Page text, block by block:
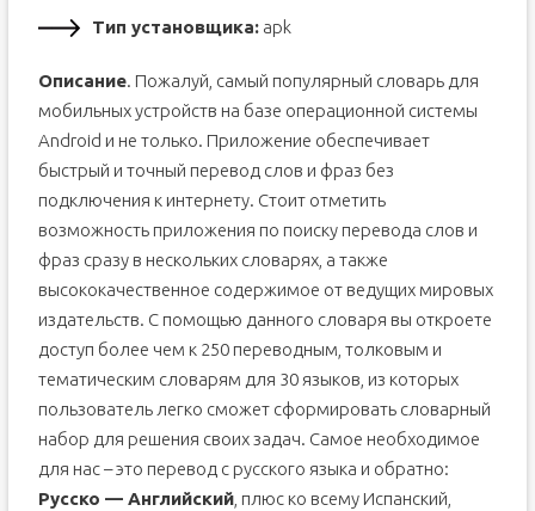
Тип установщика:apk
Описание. Пожалуй, самый популярный словарь для
мобильных устройств на базе операционной системы
Android и не только. Приложение обеспечивает
быстрый и точный перевод слов и фраз без
подключения к интернету. Стоит отметить
возможность приложения по поиску перевода слов и
фраз сразу в нескольких словарях, а также
высококачественное содержимое от ведущих мировых
издательств. С помощью данного словаря вы откроете
доступ более чем к 250 переводным, толковым и
тематическим словарям для 30 языков, из которых
пользователь легко сможет сформировать словарный
набор для решения своих задач. Самое необходимое
для нас – это перевод с русского языка и обратно:
Русско — Английский, плюс ко всему Испанский,